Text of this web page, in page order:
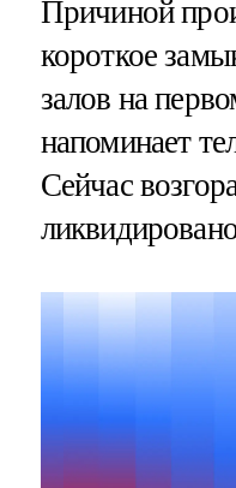
Причиной
короткое
залов на
напоминает
Сейчас